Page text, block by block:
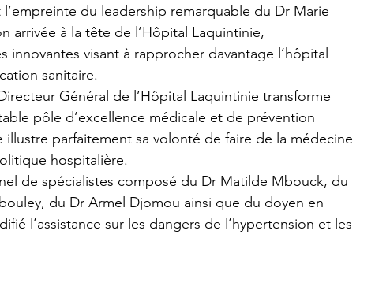
du leadership remarquable du Dr Marie
arrivée à la tête de l’Hôpital Laquintinie,
innovantes visant à rapprocher davantage l’hôpital
sanitaire.
Général de l’Hôpital Laquintinie transforme
pôle d’excellence médicale et de prévention
parfaitement sa volonté de faire de la médecine
hospitalière.
de spécialistes composé du Dr Matilde Mbouck, du
du Dr Armel Djomou ainsi que du doyen en
l’assistance sur les dangers de l’hypertension et les